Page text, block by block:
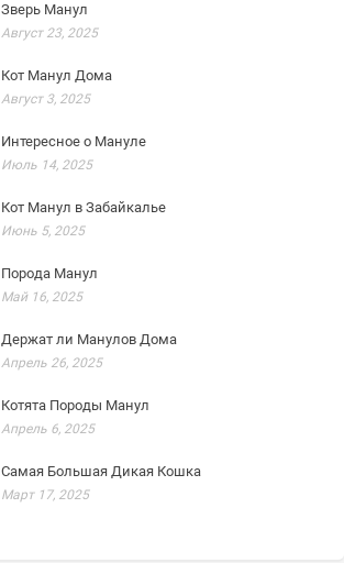
Зверь Манул
Август 23, 2025
Кот Манул Дома
Август 3, 2025
Интересное о Мануле
Июль 14, 2025
Кот Манул в Забайкалье
Июнь 5, 2025
Порода Манул
Май 16, 2025
Держат ли Манулов Дома
Апрель 26, 2025
Котята Породы Манул
Апрель 6, 2025
Самая Большая Дикая Кошка
Март 17, 2025